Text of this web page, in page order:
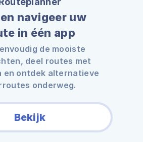
navigeer uw
in één app
de mooiste
deel routes met
en ontdek alternatieve
onderweg.
Bekijk